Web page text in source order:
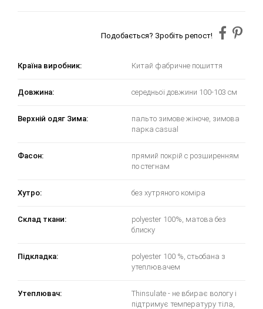
Подобається? Зробіть репост!
Країна виробник: Китай фабричне пошиття
Довжина: середньої довжини 100-103 см
Верхній одяг Зима:
пальто зимове жіноче, зимова
парка casual
Фасон:
прямий покрій с розширенням
по стегнам
Хутро: без хутряного коміра
Склад ткани:
polyester 100%, матова без
блиску
Підкладка:
polyester 100 %, стьобана з
утеплювачем
Утеплювач:
Thinsulate - не вбирає вологу і
підтримує температуру тіла,